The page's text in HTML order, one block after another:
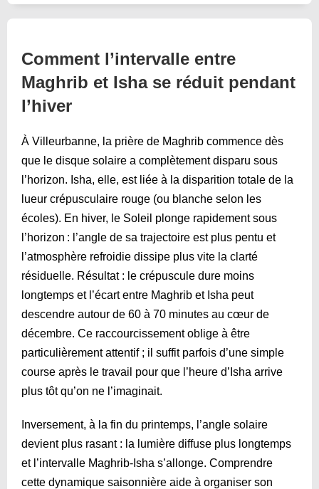
Comment l’intervalle entre
Maghrib et Isha se réduit pendant
l’hiver
À Villeurbanne, la prière de Maghrib commence dès
que le disque solaire a complètement disparu sous
l’horizon. Isha, elle, est liée à la disparition totale de la
lueur crépusculaire rouge (ou blanche selon les
écoles). En hiver, le Soleil plonge rapidement sous
l’horizon : l’angle de sa trajectoire est plus pentu et
l’atmosphère refroidie dissipe plus vite la clarté
résiduelle. Résultat : le crépuscule dure moins
longtemps et l’écart entre Maghrib et Isha peut
descendre autour de 60 à 70 minutes au cœur de
décembre. Ce raccourcissement oblige à être
particulièrement attentif ; il suffit parfois d’une simple
course après le travail pour que l’heure d’Isha arrive
plus tôt qu’on ne l’imaginait.
Inversement, à la fin du printemps, l’angle solaire
devient plus rasant : la lumière diffuse plus longtemps
et l’intervalle Maghrib-Isha s’allonge. Comprendre
cette dynamique saisonnière aide à organiser son